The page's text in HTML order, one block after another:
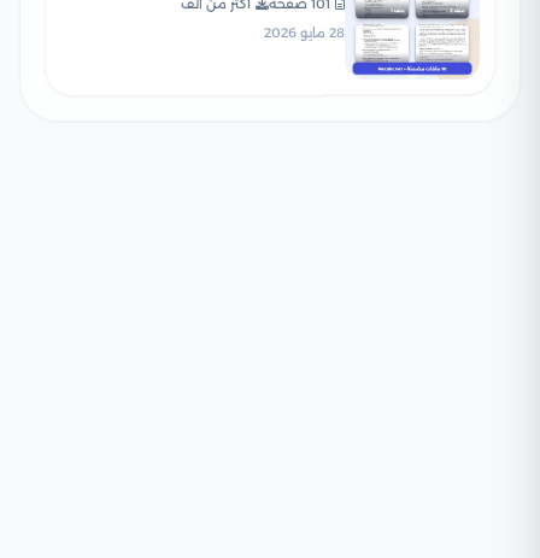
والتعليم PDF
101 صفحة
أكثر من ألف
28 مايو 2026